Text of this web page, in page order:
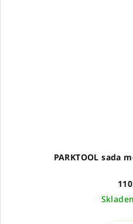
PARKTOOL sada